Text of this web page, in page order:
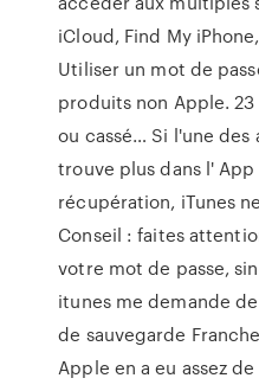
iCloud, Find My
Utiliser un mot de
produits non Apple.
ou cassé… Si l'une des
trouve plus dans l'
récupération, iTunes
Conseil : faites
votre mot de passe,
itunes me demande
de sauvegarde
Apple en a eu assez